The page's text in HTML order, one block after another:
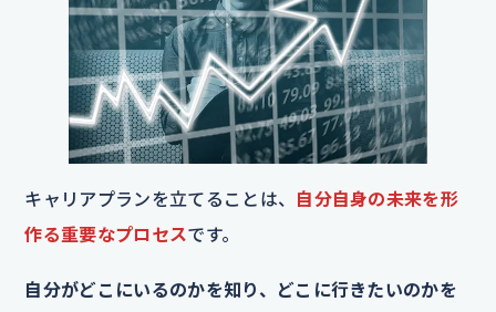
キャリアプランを立てることは、 自分自身の未来を形
作る重要なプロセスです。
自分がどこにいるのかを知り、どこに行きたいのかを